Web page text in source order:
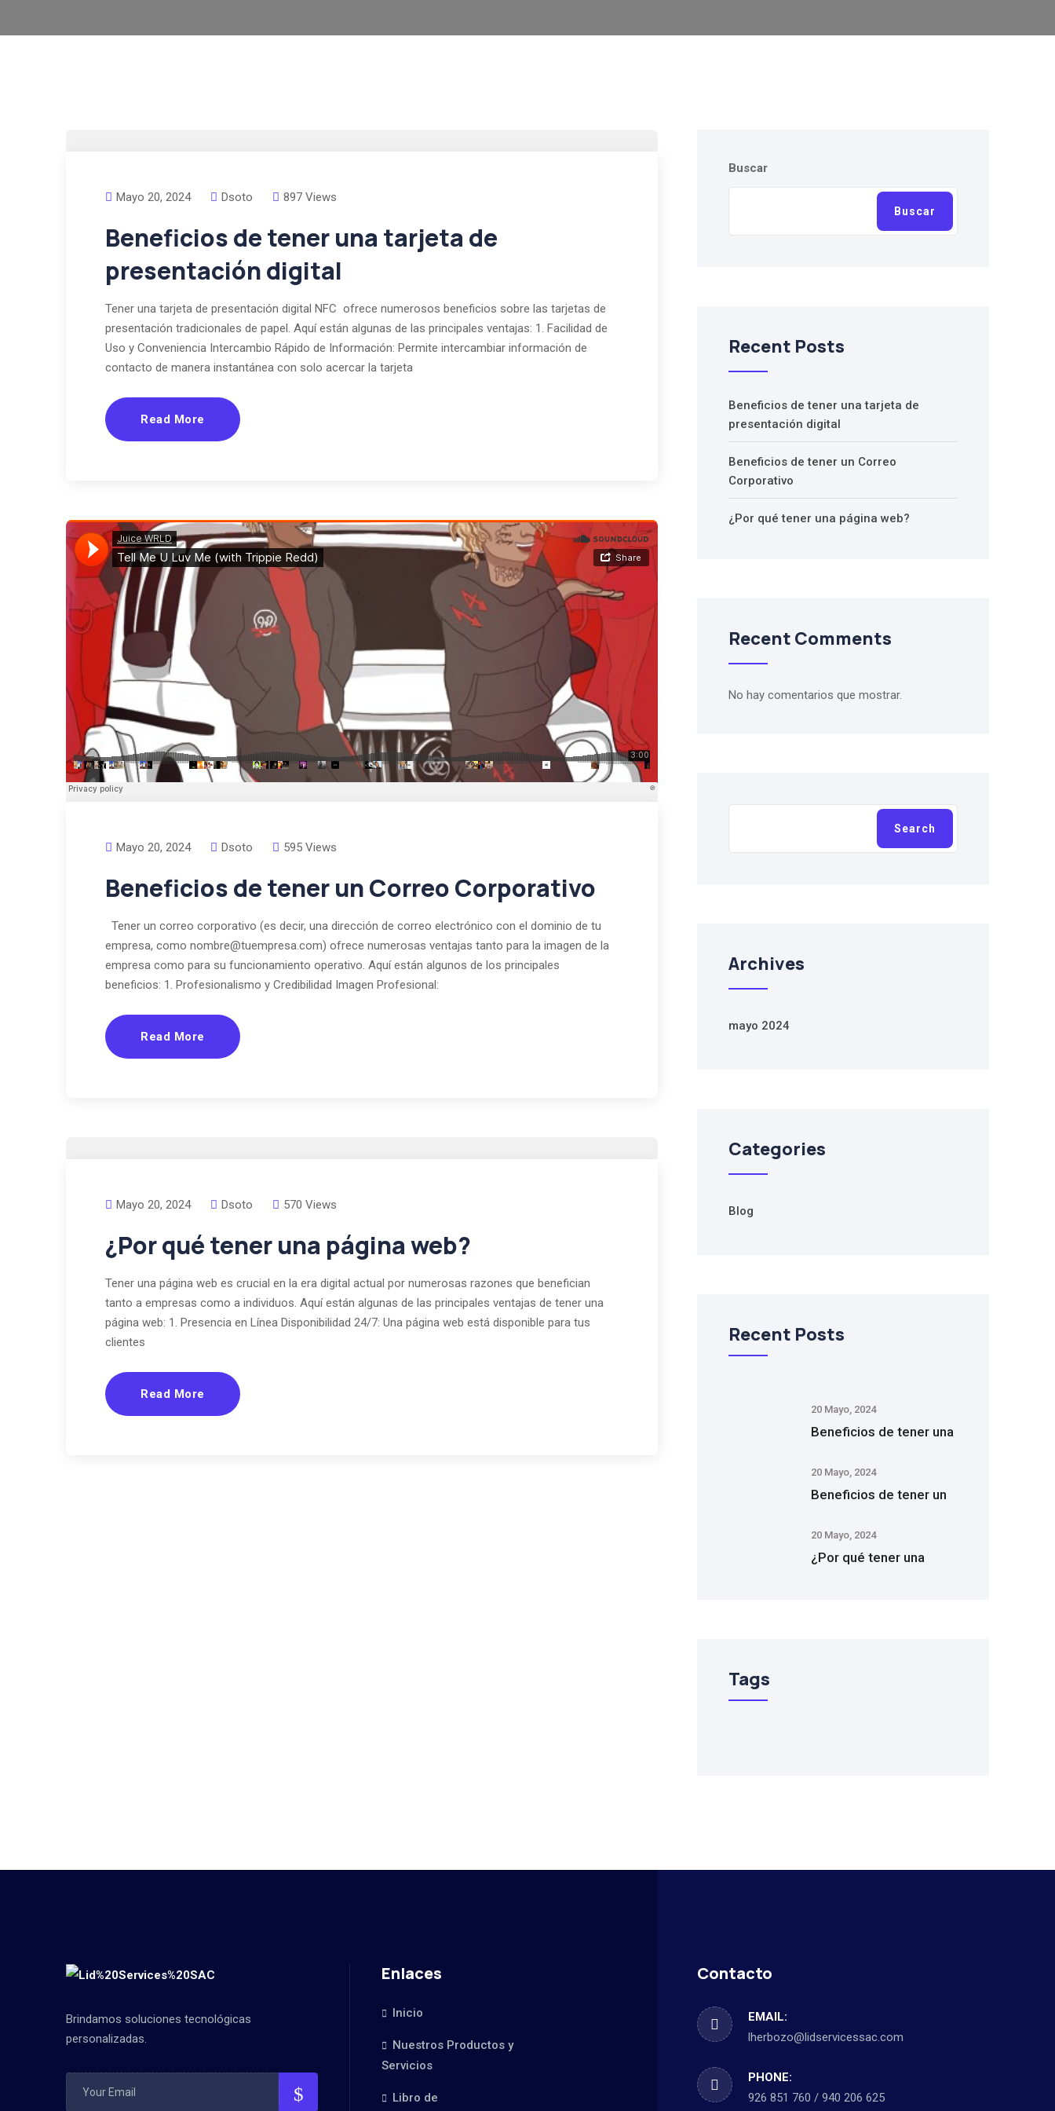
Mayo 20, 2024 Dsoto 897 Views
Beneficios de tener una tarjeta de
presentación digital
Tener una tarjeta de presentación digital NFC ofrece numerosos beneficios sobre las tarjetas de
presentación tradicionales de papel. Aquí están algunas de las principales ventajas: 1. Facilidad de
Uso y Conveniencia Intercambio Rápido de Información: Permite intercambiar información de
contacto de manera instantánea con solo acercar la tarjeta
Read More
Mayo 20, 2024 Dsoto 595 Views
Beneficios de tener un Correo Corporativo
Tener un correo corporativo (es decir, una dirección de correo electrónico con el dominio de tu
empresa, como nombre@tuempresa.com) ofrece numerosas ventajas tanto para la imagen de la
empresa como para su funcionamiento operativo. Aquí están algunos de los principales
beneficios: 1. Profesionalismo y Credibilidad Imagen Profesional:
Read More
Mayo 20, 2024 Dsoto 570 Views
¿Por qué tener una página web?
Tener una página web es crucial en la era digital actual por numerosas razones que benefician
tanto a empresas como a individuos. Aquí están algunas de las principales ventajas de tener una
página web: 1. Presencia en Línea Disponibilidad 24/7: Una página web está disponible para tus
clientes
Read More
Buscar
Buscar
Recent Posts
Beneficios de tener una tarjeta de
presentación digital
Beneficios de tener un Correo
Corporativo
¿Por qué tener una página web?
Recent Comments
No hay comentarios que mostrar.
Buscar
Search
Archives
mayo 2024
Categories
Blog
Recent Posts
20 Mayo, 2024
Beneficios de tener una
20 Mayo, 2024
Beneficios de tener un
20 Mayo, 2024
¿Por qué tener una
Tags
Brindamos soluciones tecnológicas
personalizadas.
Enlaces
Inicio
Nuestros Productos y
Servicios
Libro de
Contacto
EMAIL:
lherbozo@lidservicessac.com
PHONE:
926 851 760 / 940 206 625